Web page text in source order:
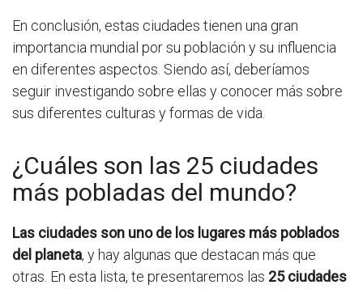
En conclusión, estas ciudades tienen una gran
importancia mundial por su población y su influencia
en diferentes aspectos. Siendo así, deberíamos
seguir investigando sobre ellas y conocer más sobre
sus diferentes culturas y formas de vida.
¿Cuáles son las 25 ciudades
más pobladas del mundo?
Las ciudades son uno de los lugares más poblados
del planeta, y hay algunas que destacan más que
otras. En esta lista, te presentaremos las 25 ciudades